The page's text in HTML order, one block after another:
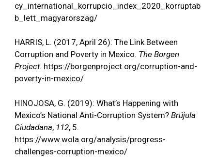
cy_international_korrupcio_index_2020_korruptab
b_lett_magyarorszag/
HARRIS, L. (2017, April 26): The Link Between
Corruption and Poverty in Mexico. The Borgen
Project. https://borgenproject.org/corruption-and-
poverty-in-mexico/
HINOJOSA, G. (2019): What’s Happening with
Mexico’s National Anti-Corruption System? Brújula
Ciudadana, 112, 5.
https://www.wola.org/analysis/progress-
challenges-corruption-mexico/